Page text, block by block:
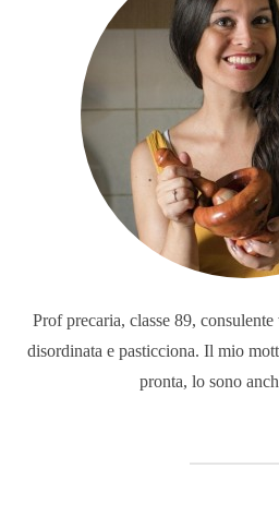
Prof precaria, classe 89,
disordinata e pasticciona. Il mio
pronta, lo sono